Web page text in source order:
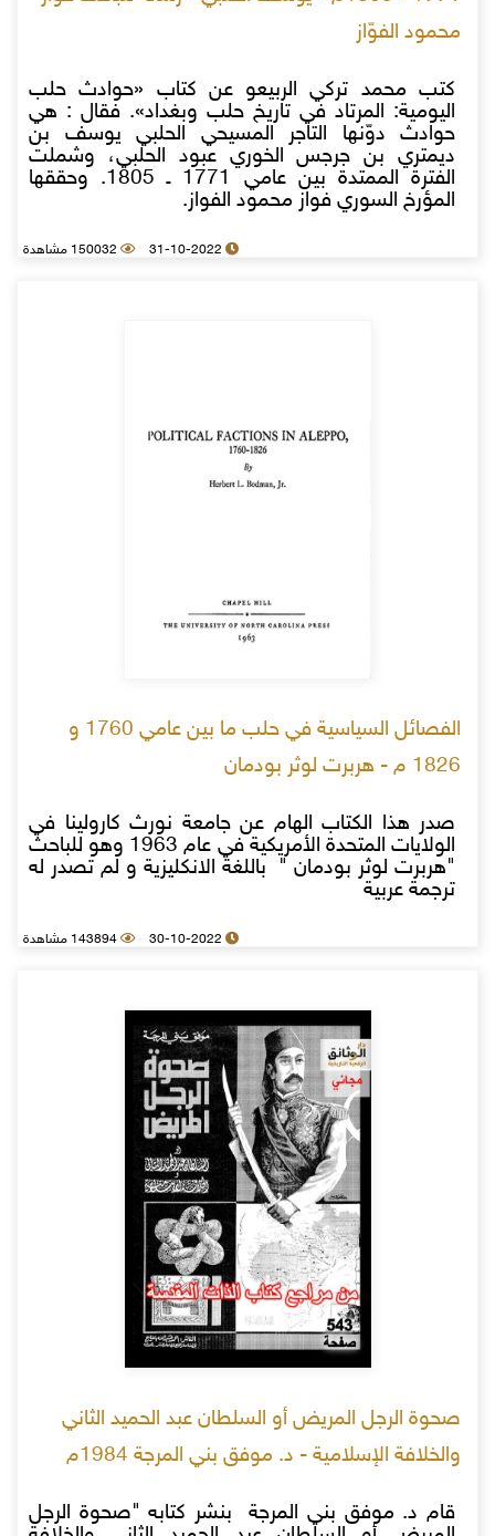
محمود الفوّاز
كتب محمد تركي الربيعو عن كتاب «حوادث حلب
اليومية: المرتاد في تاريخ حلب وبغداد». فقال : هي
حوادث دوّنها التاجر المسيحي الحلبي يوسف بن
ديمتري بن جرجس الخوري عبود الحلبي، وشملت
الفترة الممتدة بين عامي 1771 ـ 1805. وحققها
المؤرخ السوري فواز محمود الفواز.
31-10-2022 150032 مشاهدة
الفصائل السياسية في حلب ما بين عامي 1760 و
1826 م - هربرت لوثر بودمان
صدر هذا الكتاب الهام عن جامعة نورث كارولينا في
الولايات المتحدة الأمريكية في عام 1963 وهو للباحث
"هربرت لوثر بودمان " باللغة الانكليزية و لم تصدر له
ترجمة عربية
30-10-2022 143894 مشاهدة
صحوة الرجل المريض أو السلطان عبد الحميد الثاني
والخلافة الإسلامية - د. موفق بني المرجة 1984م
قام د. موفق بني المرجة بنشر كتابه "صحوة الرجل